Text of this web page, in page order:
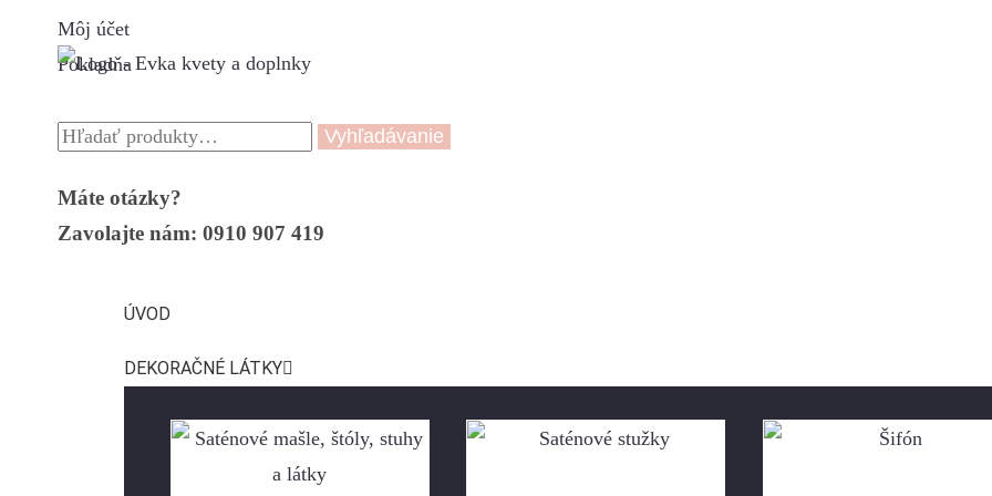
Môj účet
Pokladňa
Vyhľadávanie
Máte otázky?
Zavolajte nám: 0910 907 419
ÚVOD
DEKORAČNÉ LÁTKY